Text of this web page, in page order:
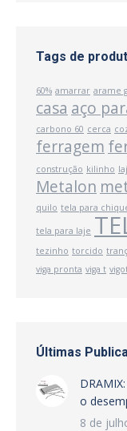
Tags de
60% amarrar arame
casa aço
carbono 60 cerca
ferragem
construção kilinho
Metalon
quilo tela para
tela para laje
tezinho torcido
viga pronta viga t
Últimas
o
8 de